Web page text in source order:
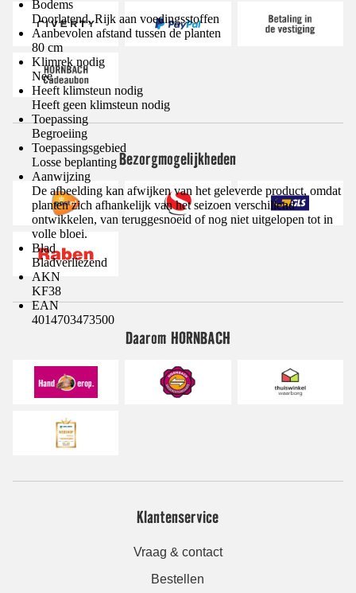
Bodems
Doorlatend, Rijk aan voedingsstoffen
Aanbevolen afstand tussen de planten
80 cm
Klimrek nodig
Nee
Heeft klimsteun nodig
Heeft geen klimsteun nodig
Toepassing
Begroeiing
Toepassingsgebied
Losse beplanting
Aanwijzing
De afbeelding kan afwijken van het geleverde product, omdat
planten zich afhankelijk van het seizoen verschillend
ontwikkelen, van teruggesnoeid of nog niet uitgelopen tot in
volle bloei.
Blad
Bladverliezend
AKN
KF38
EAN
4014703473500
Bezorgmogelijkheden
Daarom HORNBACH
Klantenservice
Vraag & contact
Bestellen